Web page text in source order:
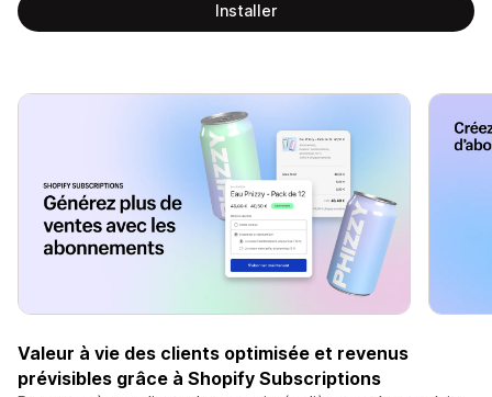
Installer
Valeur à vie des clients optimisée et revenus
prévisibles grâce à Shopify Subscriptions